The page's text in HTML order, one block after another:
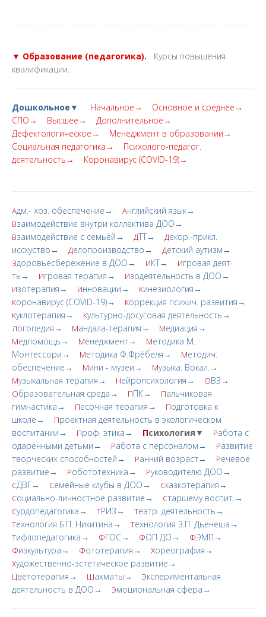
▼ Образование (педагогика).
Курсы повышения
квалификации.
Дошкольное▼ Начальное→
Основное и среднее→
СПО→
Высшее→
Дополнительное→
Дефектологическое→
Менеджмент в образовании→
Социальная педагогика→
Психолого-педагог.
деятельность→
Коронавирус (COVID-19)→
Адм.- хоз. обеспечение→ Английский язык→
Взаимодействие внутри коллектива ДОО→
Взаимодействие с семьёй→ ДТТ→ Декор.-прикл.
исскуство→
Делопроизводство→ Детский аутизм→
Здоровьесбережение в ДОО→ ИКТ→ Игровая деят-
ть→
Игровая терапия→ Изодеятельность в ДОО→
Изотерапия→ Инновации→ Кинезиология→
Коронавирус (COVID-19)→ Коррекция психич. развития→
Куклотерапия→ Культурно-досуговая деятельность→
Логопедия→ Мандала-терапия→ Медиация→
Медпомощь→ Менеджмент→ Методика М.
Монтессори→
Методика Ф.Фрёбеля→ Методич.
обеспечение→
Мини - музеи→ Музыка. Вокал.→
Музыкальная терапия→ Нейропсихология→ ОВЗ→
Образовательная среда→ ППК→ Пальчиковая
гимнастика→
Песочная терапия→ Подготовка к
школе→
Проектная деятельность в экологическом
воспитании→
Проф. этика→ Психология▼ Работа с
одарёнными детьми→
Работа с персоналом→ Развитие
творческих cпoсобностей→
Ранний возраст→ Речевое
развитие→
Робототехника→ Руководителю ДОО→
СДВГ→ Семейные клубы в ДОО→ Сказкотерапия→
Социально-личностное развитие→ Старшему воспит.→
Сурдопедагогика→ ТРИЗ→ Театр. деятельность→
Технология Б.П. Никитина→ Технология З.П. Дьенеша→
Тифлопедагогика→ ФГОС→ ФОП ДО→ ФЭМП→
Физкультура→ Фототерапия→ Хореография→
Художественно-эстетическое развитие→
Цветотерапия→ Шахматы→ Экспериментальная
деятельность в ДОО→
Эмоциональная сфера→